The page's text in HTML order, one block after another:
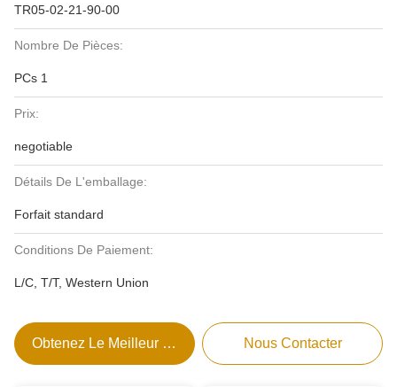
TR05-02-21-90-00
Nombre De Pièces:
PCs 1
Prix:
negotiable
Détails De L'emballage:
Forfait standard
Conditions De Paiement:
L/C, T/T, Western Union
Obtenez Le Meilleur Prix Nous Contacter